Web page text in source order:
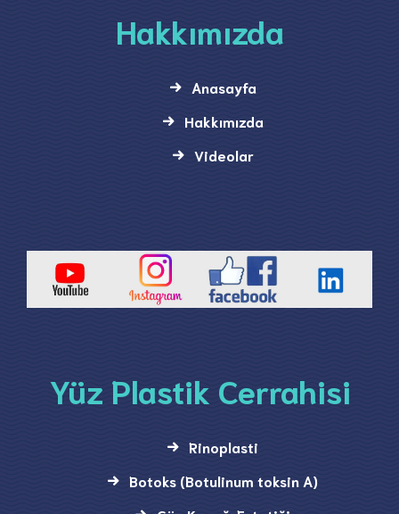
Hakkımızda
Anasayfa
Hakkımızda
Videolar
Yüz Plastik Cerrahisi
Rinoplasti
Botoks (Botulinum toksin A)